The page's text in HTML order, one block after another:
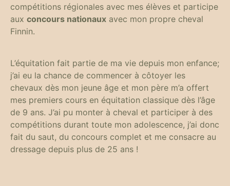
compétitions régionales avec mes élèves et participe
aux concours nationaux avec mon propre cheval
Finnin.
L’équitation fait partie de ma vie depuis mon enfance;
j’ai eu la chance de commencer à côtoyer les
chevaux dès mon jeune âge et mon père m’a offert
mes premiers cours en équitation classique dès l’âge
de 9 ans. J’ai pu monter à cheval et participer à des
compétitions durant toute mon adolescence, j’ai donc
fait du saut, du concours complet et me consacre au
dressage depuis plus de 25 ans !